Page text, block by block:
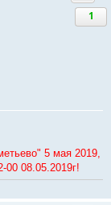
1
5 мая 2019,
08.05.2019г!